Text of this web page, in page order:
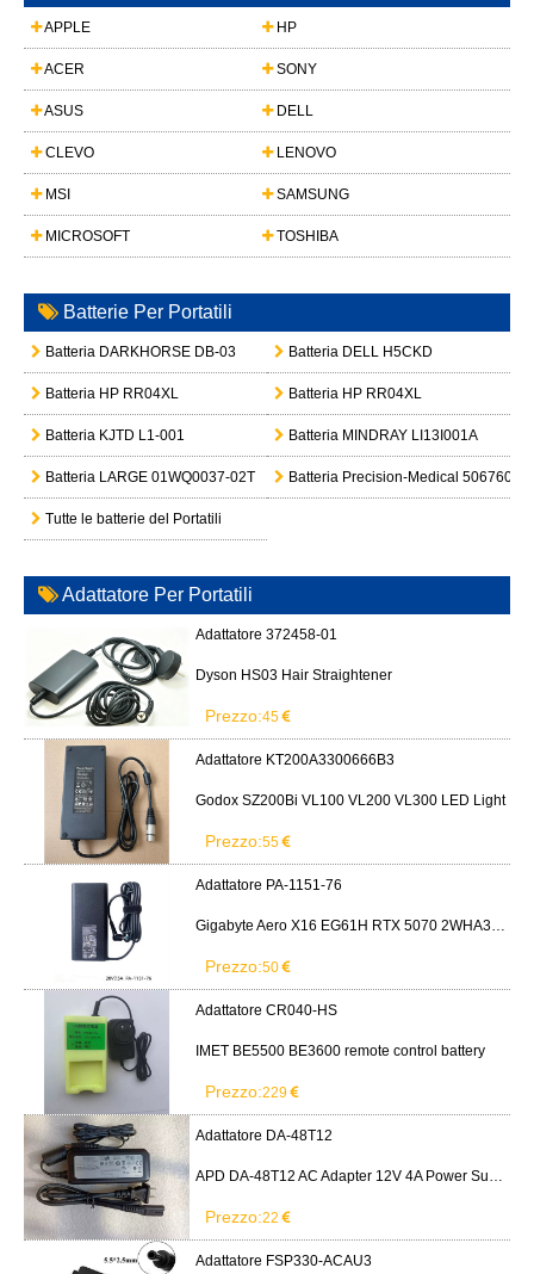
APPLE HP
ACER SONY
ASUS DELL
CLEVO LENOVO
MSI SAMSUNG
MICROSOFT TOSHIBA
Batterie Per Portatili
Batteria DARKHORSE DB-03 Batteria DELL H5CKD
Batteria HP RR04XL Batteria HP RR04XL
Batteria KJTD L1-001 Batteria MINDRAY LI13I001A
Batteria LARGE 01WQ0037-02T Batteria Precision-Medical 506760
Tutte le batterie del Portatili
Adattatore Per Portatili
Adattatore 372458-01
Dyson HS03 Hair Straightener
Prezzo:45
Adattatore KT200A3300666B3
Godox SZ200Bi VL100 VL200 VL300 LED Light
Prezzo:55
Adattatore PA-1151-76
Gigabyte Aero X16 EG61H RTX 5070 2WHA3USC64AH LITEON PA-1151-76 150W adapter
Prezzo:50
Adattatore CR040-HS
IMET BE5500 BE3600 remote control battery
Prezzo:229
Adattatore DA-48T12
APD DA-48T12 AC Adapter 12V 4A Power Supply Cord
Prezzo:22
Adattatore FSP330-ACAU3